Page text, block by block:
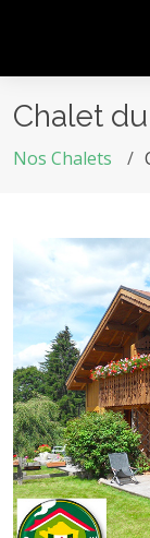
Chalet
Nos Chalets